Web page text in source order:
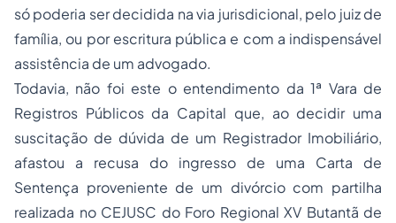
só poderia ser decidida na via jurisdicional, pelo juiz de
família, ou por escritura pública e com a indispensável
assistência de um advogado.
Todavia, não foi este o entendimento da 1ª Vara de
Registros Públicos da Capital que, ao decidir uma
suscitação de dúvida de um Registrador Imobiliário,
afastou a recusa do ingresso de uma Carta de
Sentença proveniente de um divórcio com partilha
realizada no CEJUSC do Foro Regional XV Butantã de